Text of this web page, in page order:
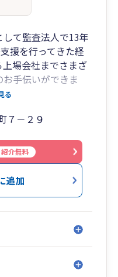
て監査法人で13年
援を行ってきた経
場会社までさまざ
手伝いができま
、会社経営におい
していく良きパー
しており、相談の
からご好評いただ
ありがちな”無資格
も当たり障りのな
て補助金申請支援
います。
る
７－２９
紹介無料
追加